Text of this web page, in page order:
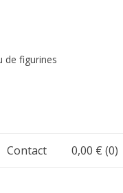
de figurines
Contact 0,00 € (0)